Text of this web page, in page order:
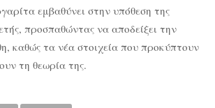
εμβαθύνει στην υπόθεση της
προσπαθώντας να αποδείξει την
καθώς τα νέα στοιχεία που προκύπτουν
τη θεωρία της.